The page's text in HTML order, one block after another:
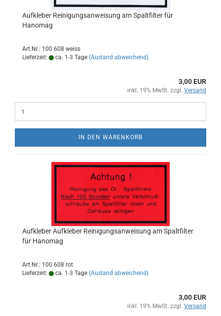
Aufkleber Reinigungsanweisung am Spaltfilter für
Hanomag
Art.Nr.: 100 608 weiss
Lieferzeit:
ca. 1-3 Tage (Ausland abweichend)
3,00 EUR
inkl. 19% MwSt. zzgl. Versand
IN DEN WARENKORB
Aufkleber Aufkleber Reinigungsanweisung am Spaltfilter
für Hanomag
Art.Nr.: 100 608 rot
Lieferzeit:
ca. 1-3 Tage (Ausland abweichend)
3,00 EUR
inkl. 19% MwSt. zzgl. Versand